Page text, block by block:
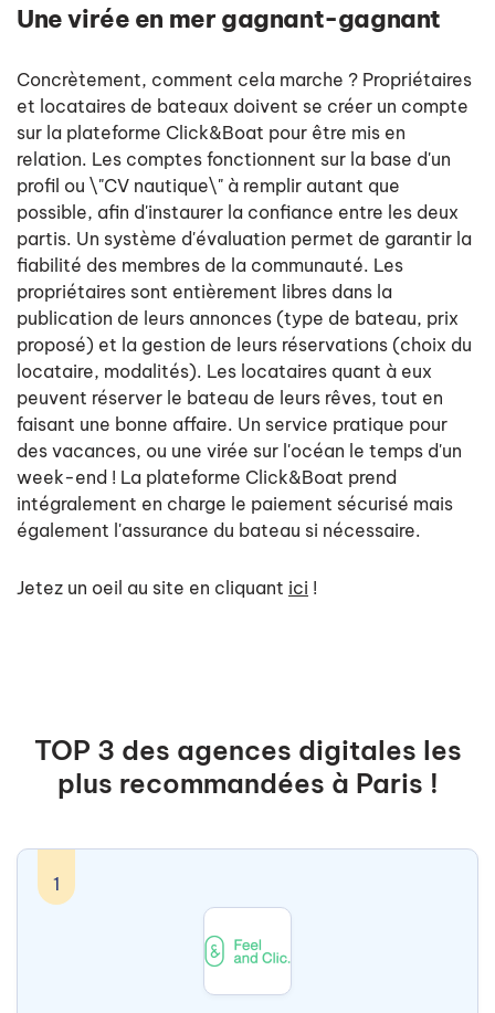
Une virée en mer gagnant-gagnant
Concrètement, comment cela marche ? Propriétaires
et locataires de bateaux doivent se créer un compte
sur la plateforme Click&Boat pour être mis en
relation. Les comptes fonctionnent sur la base d'un
profil ou \"CV nautique\" à remplir autant que
possible, afin d'instaurer la confiance entre les deux
partis. Un système d'évaluation permet de garantir la
fiabilité des membres de la communauté. Les
propriétaires sont entièrement libres dans la
publication de leurs annonces (type de bateau, prix
proposé) et la gestion de leurs réservations (choix du
locataire, modalités). Les locataires quant à eux
peuvent réserver le bateau de leurs rêves, tout en
faisant une bonne affaire. Un service pratique pour
des vacances, ou une virée sur l'océan le temps d'un
week-end ! La plateforme Click&Boat prend
intégralement en charge le paiement sécurisé mais
également l'assurance du bateau si nécessaire.
Jetez un oeil au site en cliquant ici !
TOP 3 des agences digitales les
plus recommandées à Paris !
1